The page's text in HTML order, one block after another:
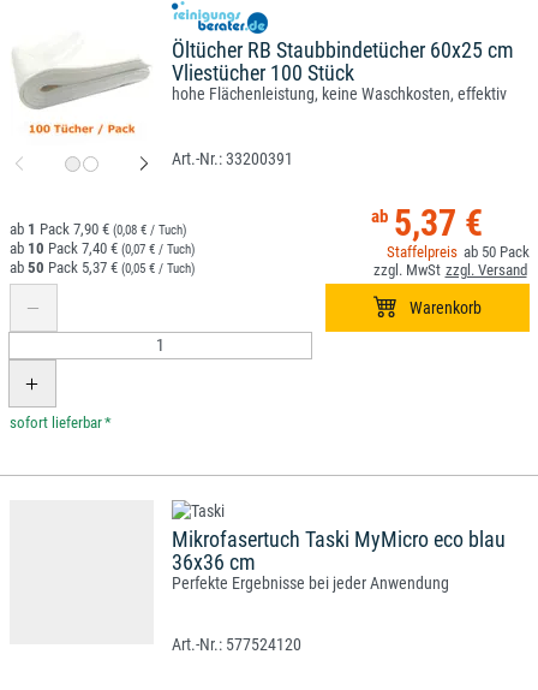
Öltücher RB Staubbindetücher 60x25 cm
Vliestücher 100 Stück
hohe Flächenleistung, keine Waschkosten, effektiv
33200391
5,37 €
50
1 7,90 € (0,08 € / Tuch)
10 7,40 € (0,07 € / Tuch)
50 5,37 € (0,05 € / Tuch)
*
Mikrofasertuch Taski MyMicro eco blau
36x36 cm
Perfekte Ergebnisse bei jeder Anwendung
577524120